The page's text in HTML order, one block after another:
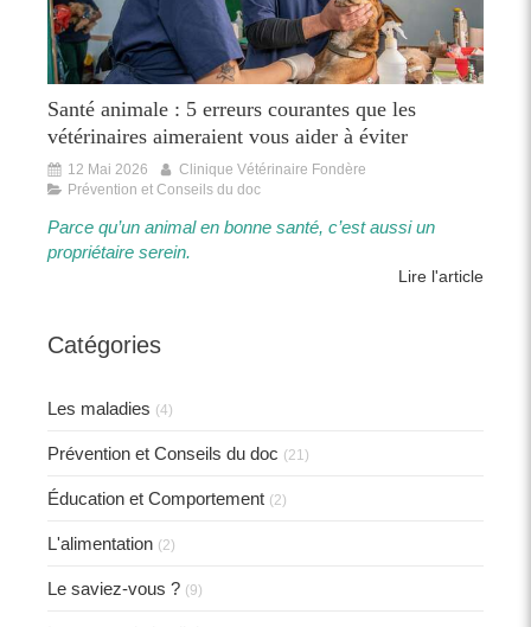
Santé animale : 5 erreurs courantes que les
vétérinaires aimeraient vous aider à éviter
12 Mai 2026
Clinique Vétérinaire Fondère
Prévention et Conseils du doc
Parce qu’un animal en bonne santé, c’est aussi un
propriétaire serein.​​
Lire l'article
Catégories
Les maladies (4)
Prévention et Conseils du doc (21)
Éducation et Comportement (2)
L'alimentation (2)
Le saviez-vous ? (9)